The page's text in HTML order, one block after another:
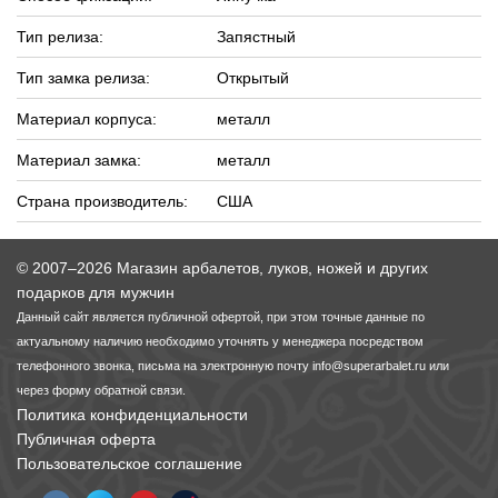
Тип релиза: Запястный
Тип замка релиза: Открытый
Материал корпуса: металл
Материал замка: металл
Страна производитель: США
© 2007–2026 Магазин арбалетов, луков, ножей и других
подарков для мужчин
Данный сайт является публичной офертой, при этом точные данные по
актуальному наличию необходимо уточнять у менеджера посредством
телефонного звонка, письма на электронную почту info@superarbalet.ru или
через форму обратной связи.
Политика конфиденциальности
Публичная оферта
Пользовательское соглашение
Кликеры для лука
Плунжеры для лука
Киссеры для лука